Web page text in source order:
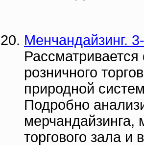
Менчандайзинг.
розничного
природной
Подробно
мерчандайзинга,
торгового зала и